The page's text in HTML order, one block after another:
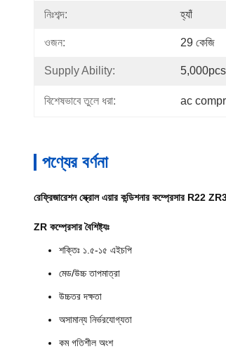
নিঃশব্দ: হ্যাঁ
ওজন: 29 কেজি
Supply Ability:
বিশেষভাবে তুলে ধরা: ac
পণ্যের বর্ণনা
রেফ্রিজারেশন স্ক্রোল এয়ার কন্ডিশনার কম্প্রেসার
ZR কম্প্রেসার বৈশিষ্ট্যঃ
শক্তিঃ ১.৫-১৫ এইচপি
মেড/উচ্চ তাপমাত্রা
উচ্চতর দক্ষতা
অসামান্য নির্ভরযোগ্যতা
কম গতিশীল অংশ